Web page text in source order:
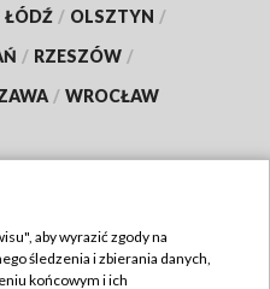
ŁÓDŹ / OLSZTYN /
/ RZESZÓW /
/ WROCŁAW
aby wyrazić zgody na
śledzenia i zbierania danych,
końcowym i ich